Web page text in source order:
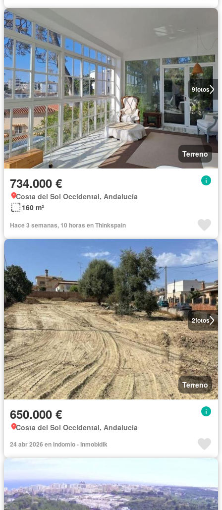
9fotos
Terreno
734.000 €
Costa del Sol Occidental, Andalucía
160 m²
Hace 3 semanas, 10 horas en Thinkspain
2fotos
Terreno
650.000 €
Costa del Sol Occidental, Andalucía
24 abr 2026 en Indomio - Inmobidik